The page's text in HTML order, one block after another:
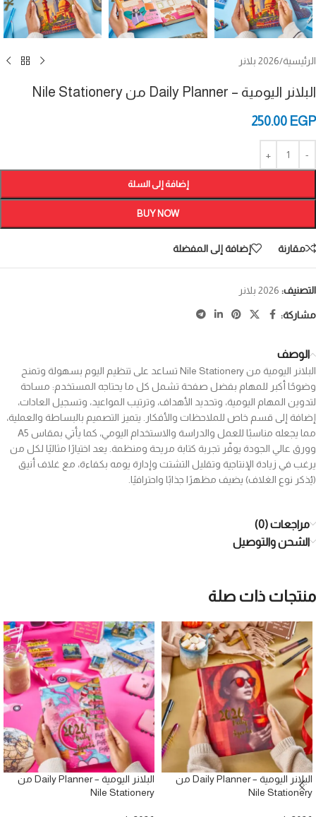
الرئيسية/2026 بلانر
البلانر اليومية – Daily Planner من Nile Stationery
250.00 EGP
إضافة إلى السلة
BUY NOW
مقارنة إضافة إلى المفضلة
التصنيف: 2026 بلانر
مشاركة:
الوصف
البلانر اليومية من Nile Stationery تساعد على تنظيم اليوم بسهولة وتمنح
وضوحًا أكبر للمهام بفضل صفحة تشمل كل ما يحتاجه المستخدم: مساحة
لتدوين المهام اليومية، وتحديد الأهداف، وترتيب المواعيد، وتسجيل العادات،
إضافة إلى قسم خاص للملاحظات والأفكار. يتميز التصميم بالبساطة والعملية،
مما يجعله مناسبًا للعمل والدراسة والاستخدام اليومي، كما يأتي بمقاس A5
وورق عالي الجودة يوفّر تجربة كتابة مريحة ومنظمة. يعد اختيارًا مثاليًا لكل من
يرغب في زيادة الإنتاجية وتقليل التشتت وإدارة يومه بكفاءة، مع غلاف أنيق
(يُذكر نوع الغلاف) يضيف مظهرًا جذابًا واحترافيًا.
مراجعات (0)
الشحن والتوصيل
منتجات ذات صلة
البلانر اليومية – Daily Planner من
Nile Stationery
البلانر اليومية – Daily Planner من
Nile Stationery